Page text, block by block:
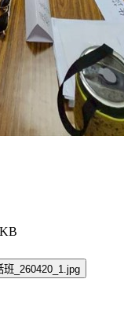
_260420_1.jpg